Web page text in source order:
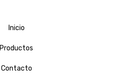
Inicio
Productos
Contacto